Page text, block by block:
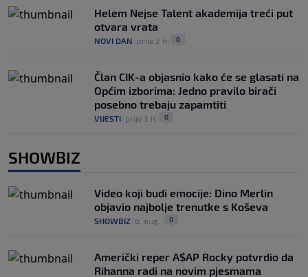
Helem Nejse Talent akademija treći put
otvara vrata
NOVI DAN prije 2 h 0
Član CIK-a objasnio kako će se glasati na
Općim izborima: Jedno pravilo birači
posebno trebaju zapamtiti
VIJESTI prije 3 h 0
SHOWBIZ
Video koji budi emocije: Dino Merlin
objavio najbolje trenutke s Koševa
SHOWBIZ 6. aug. 0
Američki reper A$AP Rocky potvrdio da
Rihanna radi na novim pjesmama